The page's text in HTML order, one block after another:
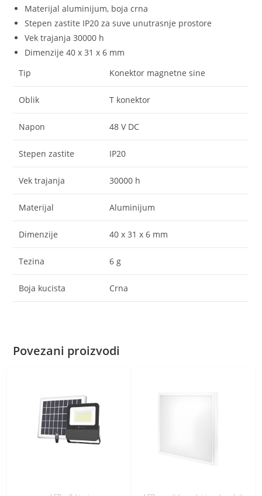
Materijal aluminijum, boja crna
Stepen zastite IP20 za suve unutrasnje prostore
Vek trajanja 30000 h
Dimenzije 40 x 31 x 6 mm
Tip
Konektor magnetne sine
Oblik T konektor
Napon 48 V DC
Stepen zastite IP20
Vek trajanja 30000 h
Materijal Aluminijum
Dimenzije 40 x 31 x 6 mm
Tezina 6 g
Boja kucista Crna
Povezani proizvodi